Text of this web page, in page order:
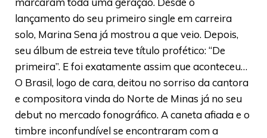
lançamento do seu primeiro single em carreira
solo, Marina Sena já mostrou a que veio. Depois,
seu álbum de estreia teve título profético: “De
primeira”. E foi exatamente assim que aconteceu…
O Brasil, logo de cara, deitou no sorriso da cantora
e compositora vinda do Norte de Minas já no seu
debut no mercado fonográfico. A caneta afiada e o
timbre inconfundível se encontraram com a